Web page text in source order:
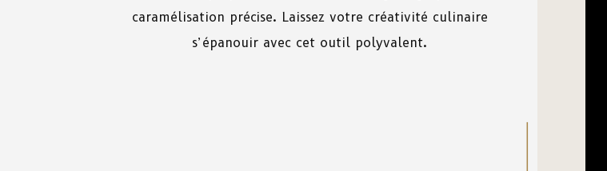
caramélisation précise. Laissez votre créativité culinaire
s’épanouir avec cet outil polyvalent.